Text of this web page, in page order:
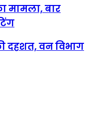
मामला, बार
दहशत, वन विभाग